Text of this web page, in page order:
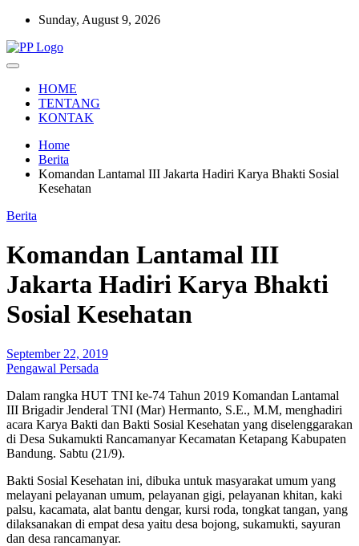
Skip
content
Sunday, August 9, 2026
Pengawal Persada
HOME
TENTANG
KONTAK
Home
Berita
Komandan Lantamal III Jakarta Hadiri Karya Bhakti Sosial
Kesehatan
Berita
Komandan Lantamal III
Jakarta Hadiri Karya Bhakti
Sosial Kesehatan
September 22, 2019
Pengawal Persada
Dalam rangka HUT TNI ke-74 Tahun 2019 Komandan Lantamal
III Brigadir Jenderal TNI (Mar) Hermanto, S.E., M.M, menghadiri
acara Karya Bakti dan Bakti Sosial Kesehatan yang diselenggarakan
di Desa Sukamukti Rancamanyar Kecamatan Ketapang Kabupaten
Bandung. Sabtu (21/9).
Bakti Sosial Kesehatan ini, dibuka untuk masyarakat umum yang
melayani pelayanan umum, pelayanan gigi, pelayanan khitan, kaki
palsu, kacamata, alat bantu dengar, kursi roda, tongkat tangan, yang
dilaksanakan di empat desa yaitu desa bojong, sukamukti, sayuran
dan desa rancamanyar.